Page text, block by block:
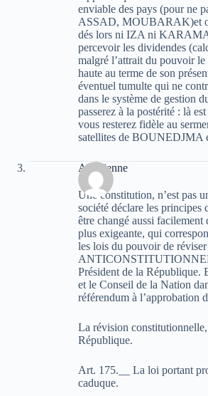
enviable des pays (pour ne
ASSAD, MOUBARAK)et
dés lors ni IZA ni KARAMA.
percevoir les dividendes
malgré l’attrait du pouvoir le
haute au terme de son
éventuel tumulte qui ne
dans le système de gestion
passerez à la postérité : là
vous resterez fidèle au
satellites de BOUNEDJMA
Algerienne
Une constitution, n’est pas
société déclare les principes
être changé aussi
plus exigeante, qui
les lois du pouvoir de
Président de la République.
et le Conseil de la Nation
référendum à l’approbation
La révision
République.
Art. 175.__ La loi portant
caduque.